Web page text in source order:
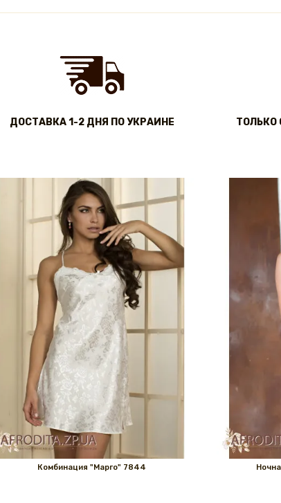
ДОСТАВКА 1-2 ДНЯ ПО УКРАИНЕ ТОЛЬКО
Комбинация "Марго" 7844